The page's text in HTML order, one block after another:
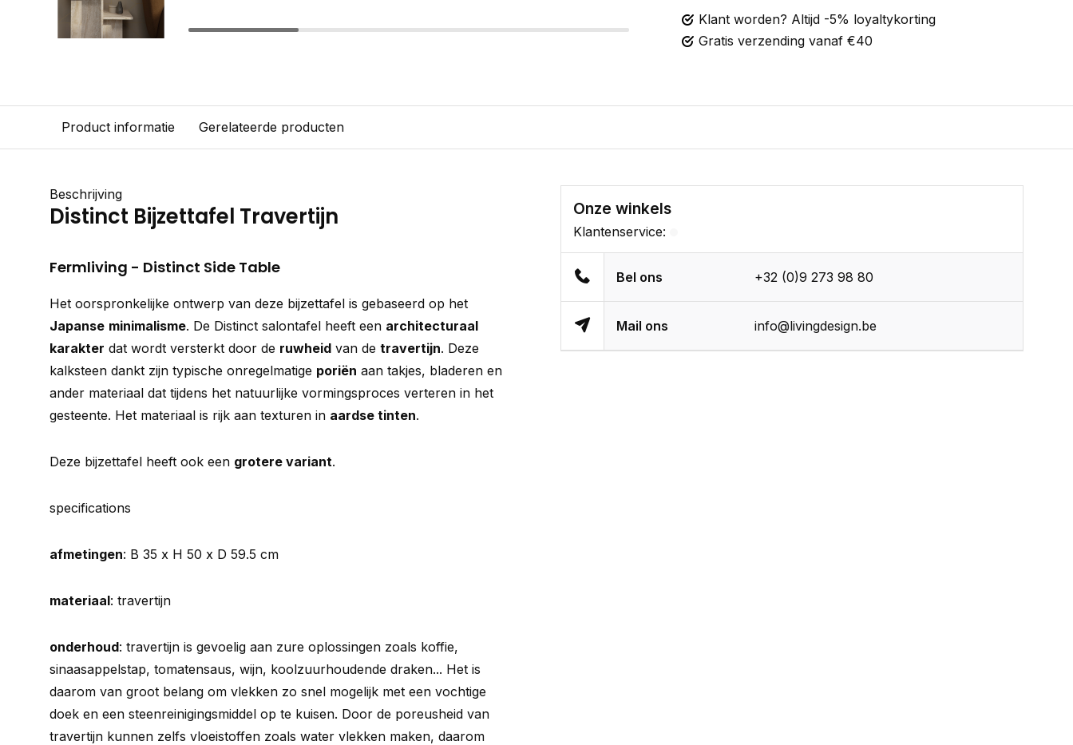
Klant worden? Altijd -5% loyaltykorting
Gratis verzending vanaf €40
Product informatie Gerelateerde producten
Beschrijving
Distinct Bijzettafel Travertijn
Fermliving - Distinct Side Table
Het oorspronkelijke ontwerp van deze bijzettafel is gebaseerd op het
Japanse minimalisme. De Distinct salontafel heeft een architecturaal
karakter dat wordt versterkt door de ruwheid van de travertijn. Deze
kalksteen dankt zijn typische onregelmatige poriën aan takjes, bladeren en
ander materiaal dat tijdens het natuurlijke vormingsproces verteren in het
gesteente. Het materiaal is rijk aan texturen in aardse tinten.
Deze bijzettafel heeft ook een grotere variant.
specifications
afmetingen: B 35 x H 50 x D 59.5 cm
materiaal: travertijn
onderhoud: travertijn is gevoelig aan zure oplossingen zoals koffie,
sinaasappelstap, tomatensaus, wijn, koolzuurhoudende draken... Het is
daarom van groot belang om vlekken zo snel mogelijk met een vochtige
doek en een steenreinigingsmiddel op te kuisen. Door de poreusheid van
travertijn kunnen zelfs vloeistoffen zoals water vlekken maken, daarom
Onze winkels
Klantenservice:
Bel ons +32 (0)9 273 98 80
Mail ons info@livingdesign.be